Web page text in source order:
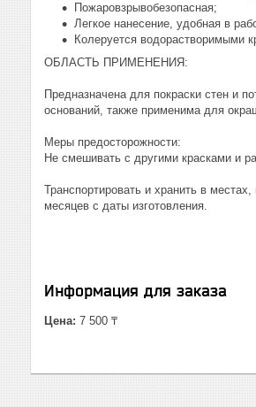
Пожаровзрывобезопасная;
Легкое нанесение, удобная в
Колеруется водорастворимыми
ОБЛАСТЬ ПРИМЕНЕНИЯ:
Предназначена для покраски стен и
оснований, также применима для
Меры предосторожности:
Не смешивать с другими красками и
Транспортировать и хранить в
месяцев с даты изготовления.
Информация для заказа
Цена: 7 500 ₸